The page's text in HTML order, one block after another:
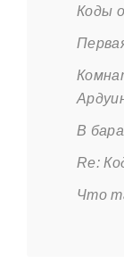
Коды
В
Re:
Что